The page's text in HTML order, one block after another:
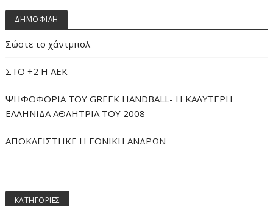
ΔΗΜΟΦΙΛΗ
Σώστε το χάντμπολ
ΣΤΟ +2 Η ΑΕΚ
ΨΗΦΟΦΟΡΙΑ ΤΟΥ GREEK HANDBALL- H ΚΑΛΥΤΕΡΗ
ΕΛΛΗΝΙΔΑ ΑΘΛΗΤΡΙΑ ΤΟΥ 2008
ΑΠΟΚΛΕΙΣΤΗΚΕ Η ΕΘΝΙΚΗ ΑΝΔΡΩΝ
ΚΑΤΗΓΟΡΙΕΣ